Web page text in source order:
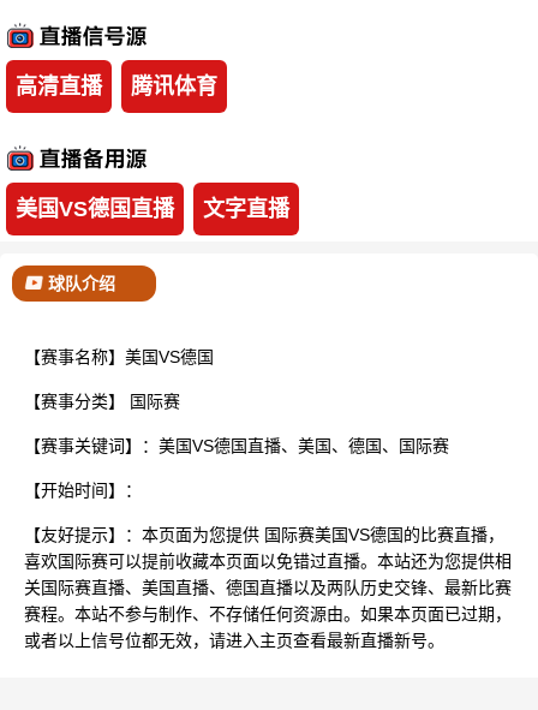
高清直播 腾讯体育
美国VS德国直播 文字直播
球队介绍
【赛事名称】美国VS德国
【赛事分类】 国际赛
【赛事关键词】：美国VS德国直播、美国、德国、国际赛
【开始时间】：
【友好提示】：本页面为您提供 国际赛美国VS德国的比赛直播，
喜欢国际赛可以提前收藏本页面以免错过直播。本站还为您提供相
关国际赛直播、美国直播、德国直播以及两队历史交锋、最新比赛
赛程。本站不参与制作、不存储任何资源由。如果本页面已过期，
或者以上信号位都无效，请进入主页查看最新直播新号。